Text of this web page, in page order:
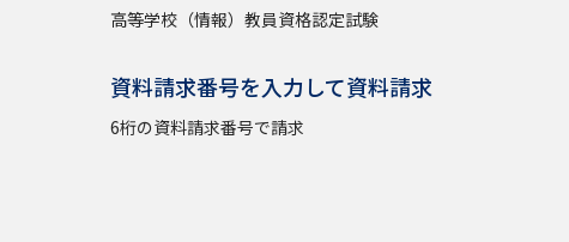
高等学校（情報）教員資格認定試験
資料請求番号を入力して資料請求
6桁の資料請求番号で請求